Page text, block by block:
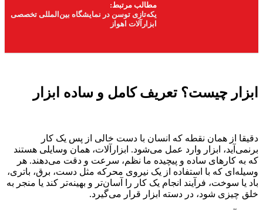
مطالب مرتبط:
یکه‌تازی توسن در نمایشگاه بین‌المللی تخصصی
ابزارآلات اهواز
ابزار چیست؟ تعریف کامل و ساده ابزار
دقیقا از همان نقطه که انسان با دست خالی از پس یک کار
برنمی‌آید، ابزار وارد عمل می‌شود. ابزارآلات، همان وسایلی هستند
که به کارهای ساده و پیچیده ما نظم، سرعت و دقت می‌دهند. هر
وسیله‌ای که با استفاده از یک نیروی محرکه مثل دست، برق، باتری،
باد یا سوخت، فرآیند انجام یک کار را آسان‌تر و بهینه‌تر کند یا منجر به
خلق چیزی شود، در دسته ابزار قرار می‌گیرد.